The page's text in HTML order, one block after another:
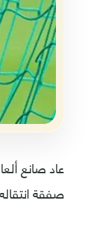
عاد صانع
صفقة